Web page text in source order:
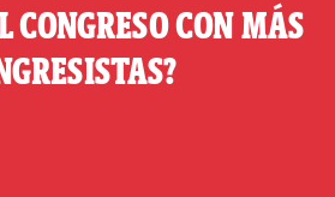
CONGRESO CON MÁS